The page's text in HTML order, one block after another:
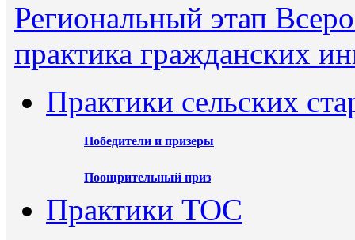
Региональный этап
практика гражданских
Практики сельских
Победители и призеры
Поощрительный приз
Практики ТОС